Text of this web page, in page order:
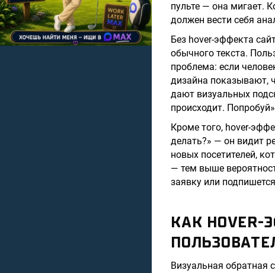
пульте — она мигает.
должен вести себя
Без hover-эффекта
обычного текста.
проблема: если
дизайна показывают,
дают визуальных
происходит.
Кроме того, hover-
делать?» — он видит
новых посетителей,
— тем выше
заявку или
КАК
Визуальная обратная